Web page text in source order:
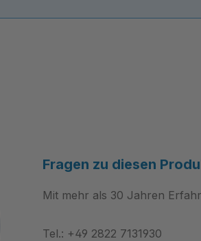
Fragen zu diesen
Mit mehr als 30 Jahren
Tel.: +49 2822 7131930